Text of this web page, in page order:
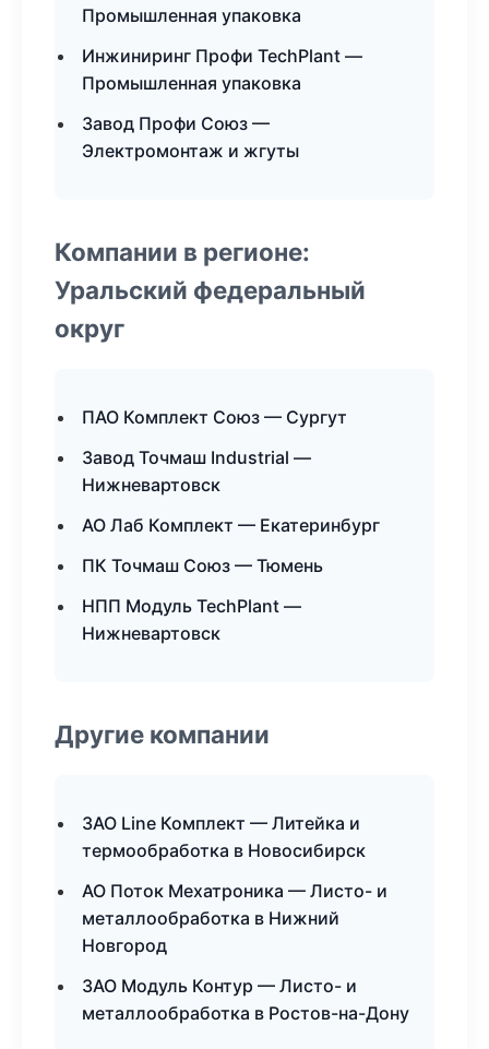
Промышленная упаковка
Инжиниринг Профи TechPlant —
Промышленная упаковка
Завод Профи Союз —
Электромонтаж и жгуты
Компании в регионе:
Уральский федеральный
округ
ПАО Комплект Союз — Сургут
Завод Точмаш Industrial —
Нижневартовск
АО Лаб Комплект — Екатеринбург
ПК Точмаш Союз — Тюмень
НПП Модуль TechPlant —
Нижневартовск
Другие компании
ЗАО Line Комплект — Литейка и
термообработка в Новосибирск
АО Поток Мехатроника — Листо- и
металлообработка в Нижний
Новгород
ЗАО Модуль Контур — Листо- и
металлообработка в Ростов-на-Дону